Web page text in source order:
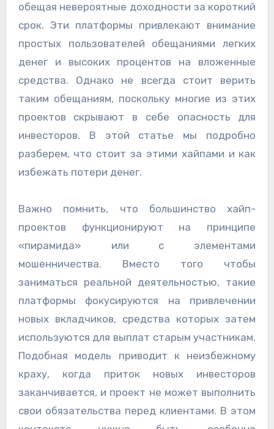
обещая невероятные доходности за короткий
срок. Эти платформы привлекают внимание
простых пользователей обещаниями легких
денег и высоких процентов на вложенные
средства. Однако не всегда стоит верить
таким обещаниям, поскольку многие из этих
проектов скрывают в себе опасность для
инвесторов. В этой статье мы подробно
разберем, что стоит за этими хайпами и как
избежать потери денег.
Важно помнить, что большинство хайп-
проектов функционируют на принципе
«пирамида» или с элементами
мошенничества. Вместо того чтобы
заниматься реальной деятельностью, такие
платформы фокусируются на привлечении
новых вкладчиков, средства которых затем
используются для выплат старым участникам.
Подобная модель приводит к неизбежному
краху, когда приток новых инвесторов
заканчивается, и проект не может выполнить
свои обязательства перед клиентами. В этом